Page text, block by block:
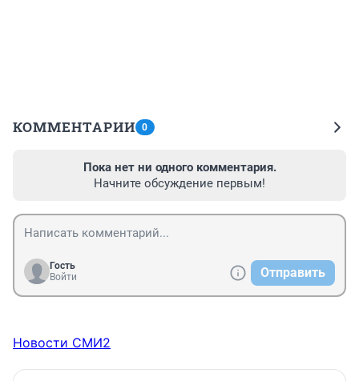
КОММЕНТАРИИ 0
Пока нет ни одного комментария.
Начните обсуждение первым!
Гость
Войти
Отправить
Новости СМИ2